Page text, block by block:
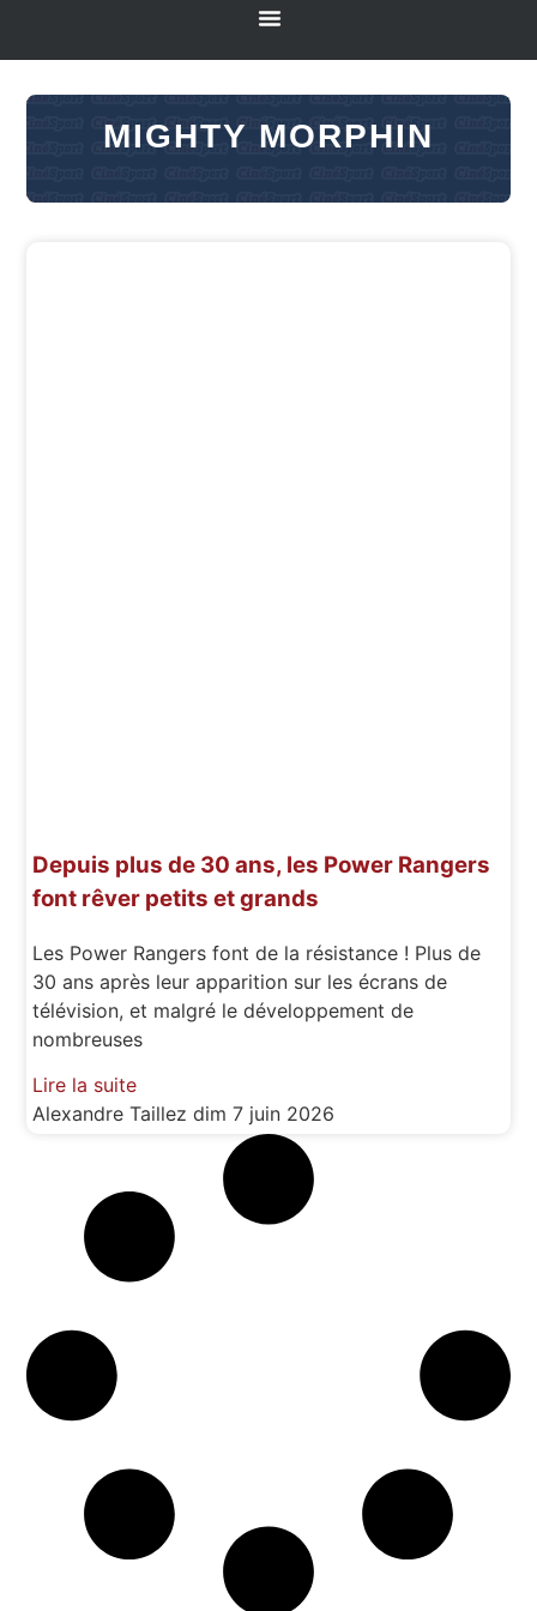
MIGHTY MORPHIN
Depuis plus de 30 ans, les Power Rangers
font rêver petits et grands
Les Power Rangers font de la résistance ! Plus de
30 ans après leur apparition sur les écrans de
télévision, et malgré le développement de
nombreuses
Lire la suite
Alexandre Taillezdim 7 juin 2026